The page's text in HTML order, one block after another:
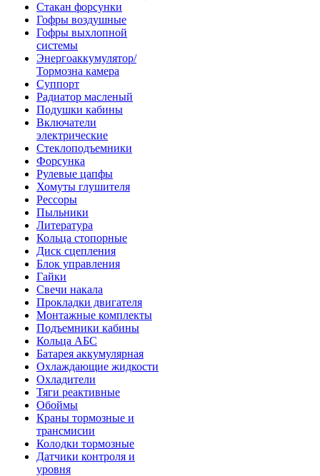
Стакан форсунки
Гофры воздушные
Гофры выхлопной
системы
Энергоаккумулятор/
Тормозна камера
Суппорт
Радиатор масленый
Подушки кабины
Включатели
электрические
Стеклоподъемники
Форсунка
Рулевые цапфы
Хомуты глушителя
Рессоры
Пыльники
Литература
Кольца стопорные
Диск сцепления
Блок управления
Гайки
Свечи накала
Прокладки двигателя
Монтажные комплекты
Подъемники кабины
Кольца АБС
Батарея аккумулярная
Охлаждающие жидкости
Охладители
Тяги реактивные
Обоймы
Краны тормозные и
трансмисии
Колодки тормозные
Датчики контроля и
уровня